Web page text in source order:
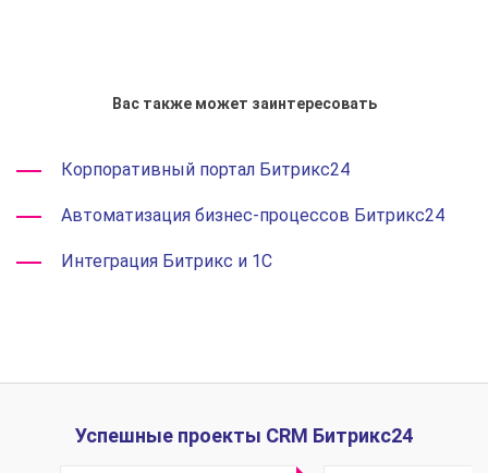
Вас также может заинтересовать
Корпоративный портал Битрикс24
Автоматизация бизнес-процессов Битрикс24
Интеграция Битрикс и 1С
Успешные проекты CRM Битрикс24